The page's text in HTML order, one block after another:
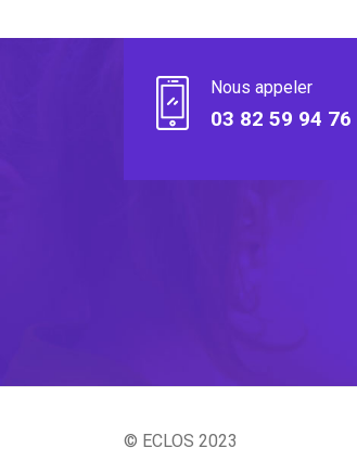
Nous appeler
03 82 59 94 76
© ECLOS 2023